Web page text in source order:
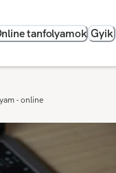
tanfolyamok Gyik
- online